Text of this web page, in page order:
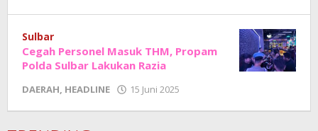
Junaedi
Sulbar
Cegah Personel Masuk THM, Propam
Polda Sulbar Lakukan Razia
DAERAH, HEADLINE 15 Juni 2025
Junaedi